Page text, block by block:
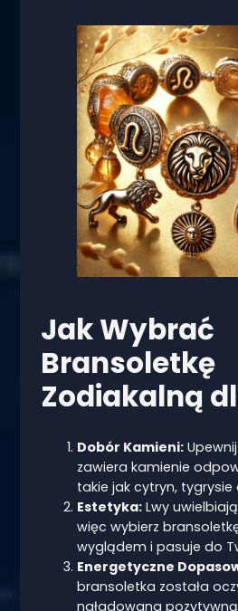
Jak Wybrać
Bransoletkę
Zodiakalną
Dobór Kamieni:
zawiera kamienie
takie jak cytryn,
Estetyka:Lwy
więc wybierz
wyglądem i pasuje do
Energetyczne
bransoletka została
naładowana